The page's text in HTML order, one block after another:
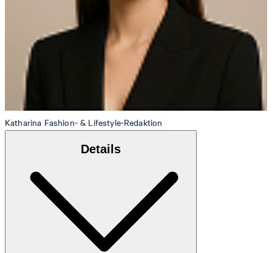
Katharina Fashion- & Lifestyle-Redaktion
Details